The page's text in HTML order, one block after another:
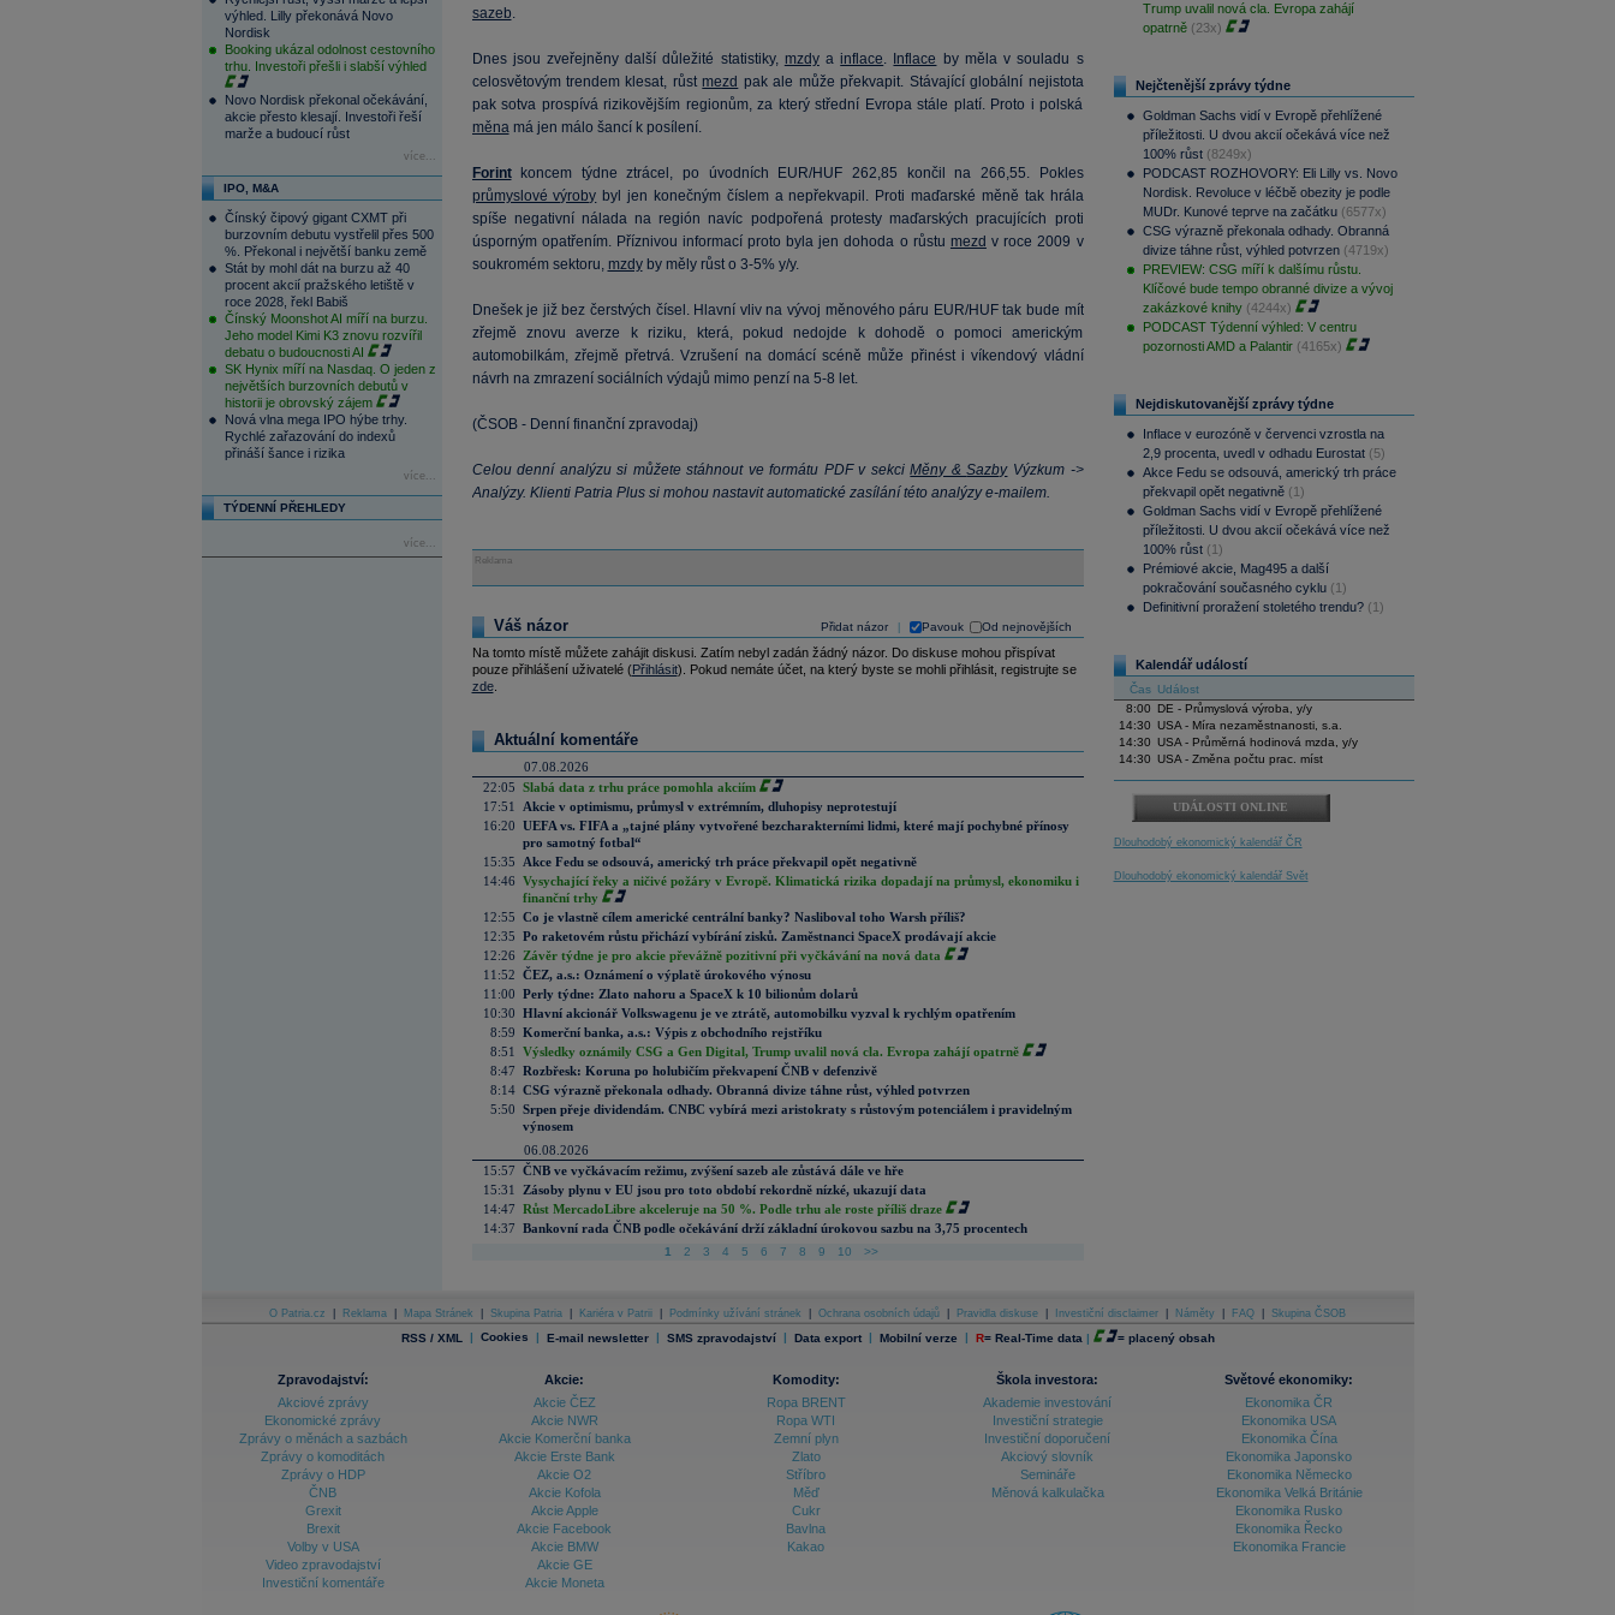
výhled. Lilly překonává Novo
Nordisk
Booking ukázal odolnost cestovního
trhu. Investoři přešli i slabší výhled
Novo Nordisk překonal očekávání,
akcie přesto klesají. Investoři řeší
marže a budoucí růst
více...
IPO, M&A
Čínský čipový gigant CXMT při
burzovním debutu vystřelil přes 500
%. Překonal i největší banku země
Stát by mohl dát na burzu až 40
procent akcií pražského letiště v
roce 2028, řekl Babiš
Čínský Moonshot AI míří na burzu.
Jeho model Kimi K3 znovu rozvířil
debatu o budoucnosti AI
SK Hynix míří na Nasdaq. O jeden z
největších burzovních debutů v
historii je obrovský zájem
Nová vlna mega IPO hýbe trhy.
Rychlé zařazování do indexů
přináší šance i rizika
více...
TÝDENNÍ PŘEHLEDY
více...
sazeb.
Dnes jsou zveřejněny další důležité statistiky, mzdyainflace. Inflace
by měla v souladu s
celosvětovým trendem klesat, růstmezd pak ale může překvapit. Stávající globální nejistota
pak sotva prospívá rizikovějším regionům, za který střední Evropa stále platí. Proto i polská
měnamá jen málo šancí k posílení.
Forint
koncem týdne ztrácel, po úvodních EUR/HUF 262,85 končil na 266,55. Pokles
průmyslové výroby byl jen konečným číslem a nepřekvapil. Proti maďarské měně tak hrála
spíše negativní nálada na región navíc podpořená protesty maďarských pracujících proti
úsporným opatřením. Příznivou informací proto byla jen dohoda o růstu mezd v roce 2009 v
soukromém sektoru, mzdyby měly růst o 3-5% y/y.
Dnešek je již bez čerstvých čísel. Hlavní vliv na vývoj měnového páru EUR/HUF tak bude mít
zřejmě znovu averze k riziku, která, pokud nedojde k dohodě o pomoci americkým
automobilkám, zřejmě přetrvá. Vzrušení na domácí scéně může přinést i víkendový vládní
návrh na zmrazení sociálních výdajů mimo penzí na 5-8 let.
(ČSOB - Denní finanční zpravodaj)
Celou denní analýzu si můžete stáhnout ve formátu PDF v sekciMěny &SazbyVýzkum ->
Analýzy. Klienti Patria Plus si mohou nastavit automatické zasílání této analýzy e-mailem.
Reklama
Přidat názor Pavouk Od nejnovějších
Váš názor
Na tomto místě můžete zahájit diskusi. Zatím nebyl zadán žádný názor. Do diskuse mohou přispívat
pouze přihlášení uživatelé (Přihlásit). Pokud nemáte účet, na který byste se mohli přihlásit, registrujte se
zde.
Aktuální komentáře
07.08.2026
22:05 Slabá data z trhu práce pomohla akciím
17:51
Akcie v optimismu, průmysl v extrémním, dluhopisy neprotestují
16:20 UEFA vs. FIFA a „tajné plány vytvořené bezcharakterními lidmi, které mají pochybné přínosy
pro samotný fotbal“
15:35
Akce Fedu se odsouvá, americký trh práce překvapil opět negativně
14:46 Vysychající řeky a ničivé požáry v Evropě. Klimatická rizika dopadají na průmysl, ekonomiku i
finanční trhy
12:55 Co je vlastně cílem americké centrální banky? Nasliboval toho Warsh příliš?
12:35 Po raketovém růstu přichází vybírání zisků. Zaměstnanci SpaceX prodávají akcie
12:26
Závěr týdne je pro akcie převážně pozitivní při vyčkávání na nová data
11:52 ČEZ, a.s.: Oznámení o výplatě úrokového výnosu
11:00 Perly týdne: Zlato nahoru a SpaceX k 10 bilionům dolarů
10:30 Hlavní akcionář Volkswagenu je ve ztrátě, automobilku vyzval k rychlým opatřením
8:59 Komerční banka, a.s.: Výpis z obchodního rejstříku
8:51
Výsledky oznámily CSG a Gen Digital, Trump uvalil nová cla. Evropa zahájí opatrně
8:47 Rozbřesk: Koruna po holubičím překvapení ČNB v defenzivě
8:14 CSG výrazně překonala odhady. Obranná divize táhne růst, výhled potvrzen
5:50 Srpen přeje dividendám. CNBC vybírá mezi aristokraty s růstovým potenciálem i pravidelným
výnosem
06.08.2026
15:57 ČNB ve vyčkávacím režimu, zvýšení sazeb ale zůstává dále ve hře
15:31
Zásoby plynu v EU jsou pro toto období rekordně nízké, ukazují data
14:47 Růst MercadoLibre akceleruje na 50 %. Podle trhu ale roste příliš draze
14:37 Bankovní rada ČNB podle očekávání drží základní úrokovou sazbu na 3,75 procentech
1 2 3 4 5 6 7 8 9 10 >>
Trump uvalil nová cla. Evropa zahájí
opatrně (23x)
Nejčtenější zprávy týdne
Goldman Sachs vidí v Evropě přehlížené
příležitosti. U dvou akcií očekává více než
100% růst (8249x)
PODCAST ROZHOVORY: Eli Lilly vs. Novo
Nordisk. Revoluce v léčbě obezity je podle
MUDr. Kunové teprve na začátku (6577x)
CSG výrazně překonala odhady. Obranná
divize táhne růst, výhled potvrzen (4719x)
PREVIEW: CSG míří k dalšímu růstu.
Klíčové bude tempo obranné divize a vývoj
zakázkové knihy (4244x)
PODCAST Týdenní výhled: V centru
pozornosti AMD a Palantir (4165x)
Nejdiskutovanější zprávy týdne
Inflace v eurozóně v červenci vzrostla na
2,9 procenta, uvedl v odhadu Eurostat (5)
Akce Fedu se odsouvá, americký trh práce
překvapil opět negativně (1)
Goldman Sachs vidí v Evropě přehlížené
příležitosti. U dvou akcií očekává více než
100% růst (1)
Prémiové akcie, Mag495 a další
pokračování současného cyklu (1)
Definitivní proražení stoletého trendu? (1)
Kalendář událostí
Čas Událost
8:00
DE - Průmyslová výroba, y/y
14:30 USA - Míra nezaměstnanosti, s.a.
14:30 USA - Průměrná hodinová mzda, y/y
14:30 USA - Změna počtu prac. míst
UDÁLOSTI ONLINE
Dlouhodobý ekonomický kalendář ČR
Dlouhodobý ekonomický kalendář Svět
O Patria.cz Reklama Mapa Stránek Skupina Patria Kariéra v Patrii Podmínky užívání stránek Ochrana osobních údajů Pravidla diskuse Investiční disclaimer Náměty FAQ Skupina ČSOB
RSS / XML | Cookies | E-mail newsletter | SMS zpravodajství | Data export | Mobilní verze | R= Real-Time data | = placený obsah
Zpravodajství:
Akciové zprávy
Ekonomické zprávy
Zprávy o měnách a sazbách
Zprávy o komoditách
Zprávy o HDP
ČNB
Grexit
Brexit
Volby v USA
Video zpravodajství
Investiční komentáře
Akcie:
Akcie ČEZ
Akcie NWR
Akcie Komerční banka
Akcie Erste Bank
Akcie O2
Akcie Kofola
Akcie Apple
Akcie Facebook
Akcie BMW
Akcie GE
Akcie Moneta
Komodity:
Ropa BRENT
Ropa WTI
Zemní plyn
Zlato
Stříbro
Měď
Cukr
Bavlna
Kakao
Škola investora:
Akademie investování
Investiční strategie
Investiční doporučení
Akciový slovník
Semináře
Měnová kalkulačka
Světové ekonomiky:
Ekonomika ČR
Ekonomika USA
Ekonomika Čína
Ekonomika Japonsko
Ekonomika Německo
Ekonomika Velká Británie
Ekonomika Rusko
Ekonomika Řecko
Ekonomika Francie